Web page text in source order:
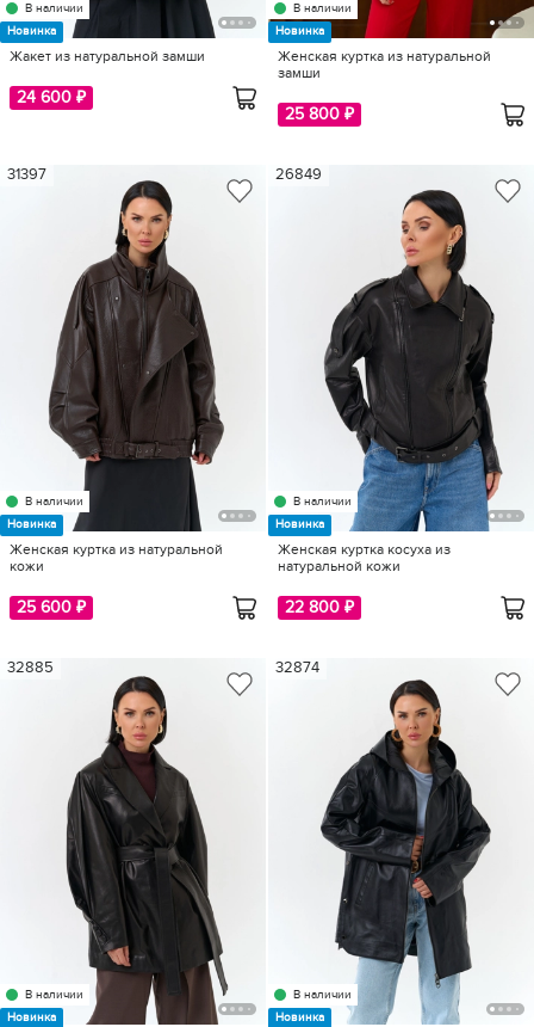
В наличии
Новинка
Жакет из натуральной замши
24 600 ₽
В наличии
Новинка
Женская куртка из натуральной
замши
25 800 ₽
В наличии
Новинка
31397
Женская куртка из натуральной
кожи
25 600 ₽
В наличии
Новинка
26849
Женская куртка косуха из
натуральной кожи
22 800 ₽
В наличии
Новинка
32885
В наличии
Новинка
32874